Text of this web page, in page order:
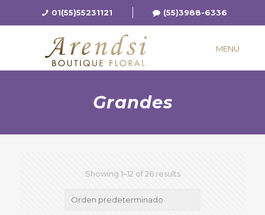
01(55)55231121 (55)3988-6336
MENÚ
Grandes
Showing 1–12 of 26 results